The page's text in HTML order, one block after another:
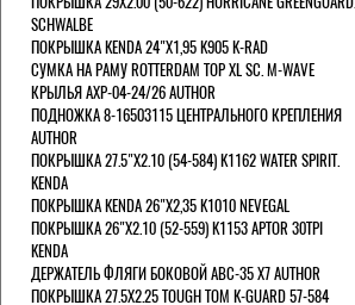
SCHWALBE
ПОКРЫШКА KENDA 24"Х1,95 K905 K-RAD
СУМКА НА РАМУ ROTTERDAM TOP XL SC. M-WAVE
КРЫЛЬЯ AXP-04-24/26 AUTHOR
ПОДНОЖКА 8-16503115 ЦЕНТРАЛЬНОГО КРЕПЛЕНИЯ
AUTHOR
ПОКРЫШКА 27.5"Х2.10 (54-584) K1162 WATER SPIRIT.
KENDA
ПОКРЫШКА KENDA 26"Х2,35 K1010 NEVEGAL
ПОКРЫШКА 26"Х2.10 (52-559) K1153 APTOR 30TPI
KENDA
ДЕРЖАТЕЛЬ ФЛЯГИ БОКОВОЙ ABC-35 X7 AUTHOR
ПОКРЫШКА 27.5X2.25 TOUGH TOM K-GUARD 57-584